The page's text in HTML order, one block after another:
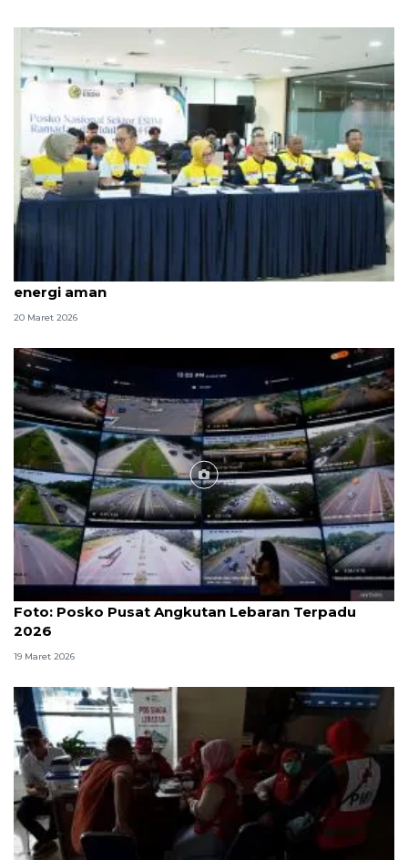
Puncak arus mudik, BPH Migas: Ketersediaan
energi aman
20 Maret 2026
Foto: Posko Pusat Angkutan Lebaran Terpadu
2026
19 Maret 2026